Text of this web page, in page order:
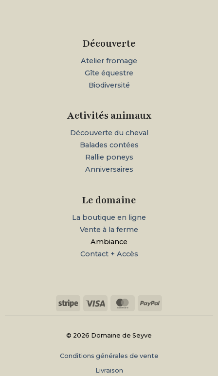
Découverte
Atelier fromage
Gîte équestre
Biodiversité
Activités animaux
Découverte du cheval
Balades contées
Rallie poneys
Anniversaires
Le domaine
La boutique en ligne
Vente à la ferme
Ambiance
Contact + Accès
Stripe Visa MasterCard
PayPal
© 2026 Domaine de Seyve
Conditions générales de vente
Livraison